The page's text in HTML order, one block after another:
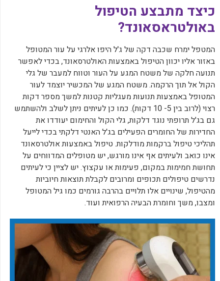
כיצד מתבצע הטיפול
באולטראסאונד?
המטפל ימרח שכבה דקה של ג'ל היפו אלרגי על עור המטופל
באזור אליו יכוון הטיפול באמצעות האולטרסאונד, בכדי לאפשר
תנועה חלקה של משטח המגע על העור וטווח למעבר של גלי
הקול אל תוך הרקמה. משטח המגע של המכשיר יוצמד לעור
המטופל באמצעות תנועות מעגליות קטנות למשך מספר דקות
רצוי (לרוב בין 5- 10 דקות). כמו כן לעיתים ניתן לשלב ולהשתמש
גם בג'ל תרופתי נוגד דלקות, גלי הקול והחימום יעודדו את
החדירות של החומרים הפעילים בג'ל האנטי דלקתי בכדי לייעל
תהליכי טיפול ברקמות מודלקות. טיפול באמצעות אולטרסאונד
אינו כואב ולעיתים אף אינו מורגש, יש מטופלים המדווחים על
תחושת חמימות במקום, פעימות או עקצוץ. יש לציין כי לעיתים
נדרשים טיפולים תכופים ומרובים לקבלת תוצאות חיוביות
מהטיפול, שינויים אלו תלויים בהרבה גורמים כמו גיל המטופל
ומצבו, משך וחומרת הבעיה הרפואית ועוד.